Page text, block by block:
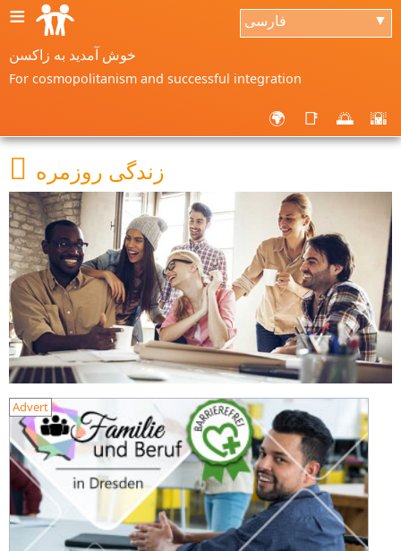
≡ فارسی ▼
خوش آمدید به زاکسن
For cosmopolitanism and successful integration
🌍 📑 🌅 🌇
 زندگی روزمره
Advert